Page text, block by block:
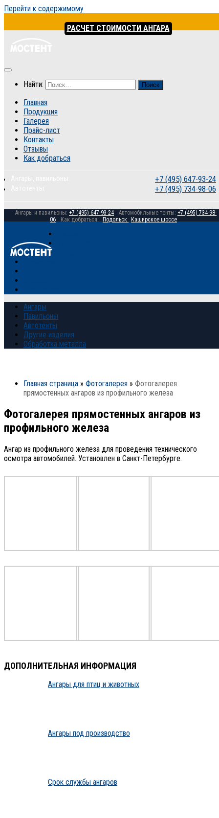
Перейти к содержимому
РАСЧЕТ СТОИМОСТИ АНГАРА
Найти:
Главная
Продукция
Галерея
Прайс-лист
Контакты
Отзывы
Как добраться
+7 (495) 647-93-24
+7 (495) 734-98-06
Ангары и павильоны: +7 (495) 647-93-24 Автомобильные тенты: +7 (495) 734-98-
06
Как добраться: Подольск Каширское шоссе
Ангары
Павильоны
Автотенты
Другие изделия
Обработка металла
Главная страница » Фотогалерея » Фотогалерея
прямостенных ангаров из профильного железа
Фотогалерея прямостенных ангаров из
профильного железа
Ангар из профильного железа для проведения технического
осмотра автомобилей. Установлен в Санкт-Петербурге.
ДОПОЛНИТЕЛЬНАЯ ИНФОРМАЦИЯ
Ангары для птиц и животных
Ангары под производство
Срок службы ангаров